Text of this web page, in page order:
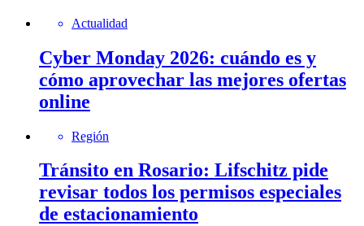
Actualidad
Cyber Monday 2026: cuándo es y
cómo aprovechar las mejores ofertas
online
Región
Tránsito en Rosario: Lifschitz pide
revisar todos los permisos especiales
de estacionamiento